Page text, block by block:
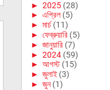
► 2025 (28)
► এপ্রিল (5)
► মার্চ (11)
► ফেব্রুয়ারি (5)
► জানুয়ারি (7)
► 2024 (59)
► আগস্ট (15)
► জুলাই (3)
► জুন (1)